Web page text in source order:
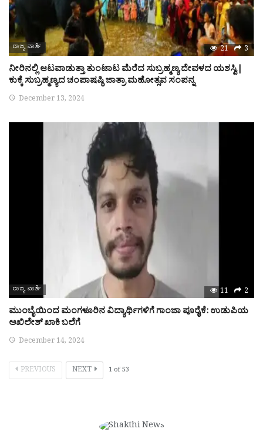
ರಾಜ್ಯ ವಾರ್ತೆ 21 3
ನೀರಿನಲ್ಲಿ ಆಟವಾಡುತ್ತಾ ತುಂಟಾಟ ಮೆರೆದ ಸುಬ್ರಹ್ಮಣ್ಯ ದೇವಳದ ಯಶಸ್ವಿ|
ಕುಕ್ಕೆ ಸುಬ್ರಹ್ಮಣ್ಯದ ಚಂಪಾಷಷ್ಠಿ ಜಾತ್ರಾ ಮಹೋತ್ಸವ ಸಂಪನ್ನ
December 13, 2024
ರಾಜ್ಯ ವಾರ್ತೆ 11 2
ಮುಂಬೈಯಿಂದ ಮಂಗಳೂರಿನ ವಿದ್ಯಾರ್ಥಿಗಳಿಗೆ ಗಾಂಜಾ ಪೂರೈಕೆ: ಉಡುಪಿಯ
ಅಖಿಲೇಶ್ ಖಾಕಿ ಬಲೆಗೆ
December 14, 2024
PREVIOUS NEXT 1 of53